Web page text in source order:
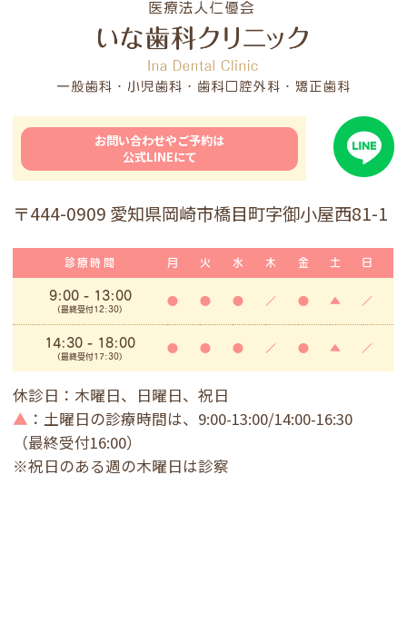
お問い合わせやご予約は
公式LINEにて
〒444-0909 愛知県岡崎市橋目町字御小屋西81-1
診療時間 月 火 水 木 金 土 日
9:00- 13:00
(最終受付12:30)
● ● ● ／ ● ▲ ／
14:30 - 18:00
(最終受付17:30)
● ● ● ／ ● ▲ ／
休診日：木曜日、日曜日、祝日
▲ ：土曜日の診療時間は、9:00-13:00/14:00-16:30
（最終受付16:00）
※祝日のある週の木曜日は診察